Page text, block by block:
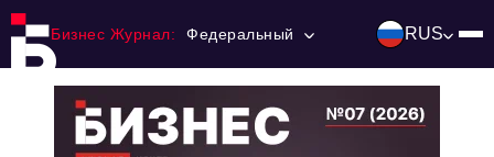
Бизнес Журнал: Федеральный RUS